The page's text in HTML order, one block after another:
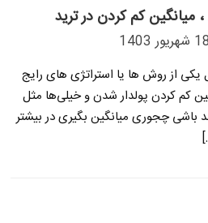
میانگین کم کردن در ترید
18 شهریور 1403
یکی از روش ها یا استراتژی های رایج
کم کردن پولدار شدن و خیلی‌ها مثل
باشی چجوری میانگین بگیری در بیشتر